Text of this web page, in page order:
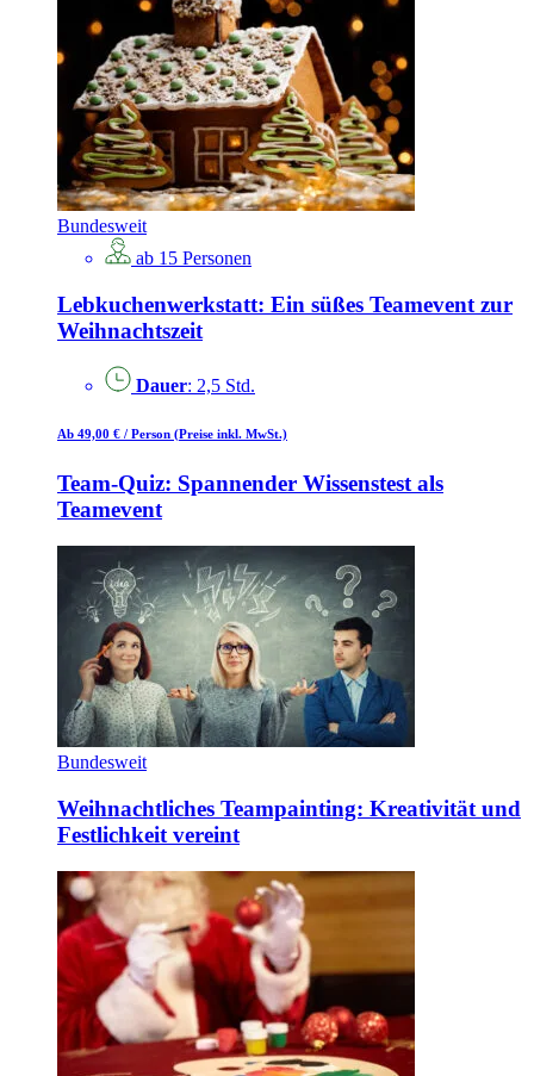
Bundesweit
ab 15 Personen
Lebkuchenwerkstatt: Ein süßes Teamevent zur
Weihnachtszeit
Dauer: 2,5 Std.
Ab 49,00 € / Person (Preise inkl. MwSt.)
Team-Quiz: Spannender Wissenstest als
Teamevent
Bundesweit
Weihnachtliches Teampainting: Kreativität und
Festlichkeit vereint